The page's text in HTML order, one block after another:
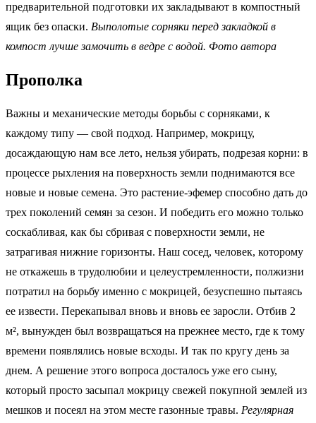
предварительной подготовки их закладывают в компостный
ящик без опаски. Выполотые сорняки перед закладкой в
компост лучше замочить в ведре с водой. Фото автора
Прополка
Важны и механические методы борьбы с сорняками, к
каждому типу — свой подход. Например, мокрицу,
досаждающую нам все лето, нельзя убирать, подрезая корни: в
процессе рыхления на поверхность земли поднимаются все
новые и новые семена. Это растение-эфемер способно дать до
трех поколений семян за сезон. И победить его можно только
соскабливая, как бы сбривая с поверхности земли, не
затрагивая нижние горизонты. Наш сосед, человек, которому
не откажешь в трудолюбии и целеустремленности, полжизни
потратил на борьбу именно с мокрицей, безуспешно пытаясь
ее извести. Перекапывал вновь и вновь ее заросли. Отбив 2
м², вынужден был возвращаться на прежнее место, где к тому
времени появлялись новые всходы. И так по кругу день за
днем. А решение этого вопроса досталось уже его сыну,
который просто засыпал мокрицу свежей покупной землей из
мешков и посеял на этом месте газонные травы. Регулярная